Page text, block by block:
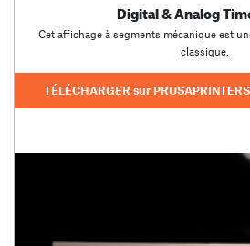
Digital & Analog
Cet affichage à segments mécanique est
classique.
TÉLÉCHARGER sur